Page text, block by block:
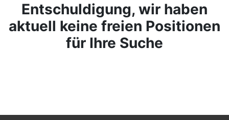
Entschuldigung, wir haben
aktuell keine freien Positionen
für Ihre Suche